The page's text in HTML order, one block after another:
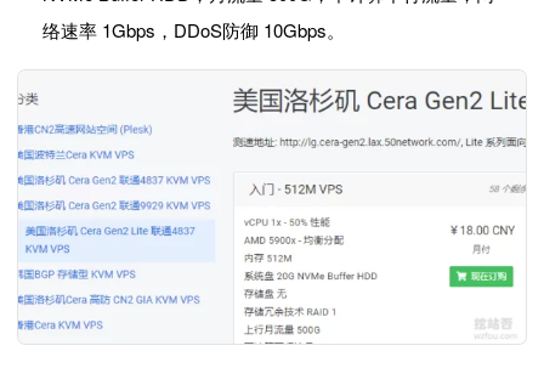
络速率 1Gbps，DDoS防御 10Gbps。